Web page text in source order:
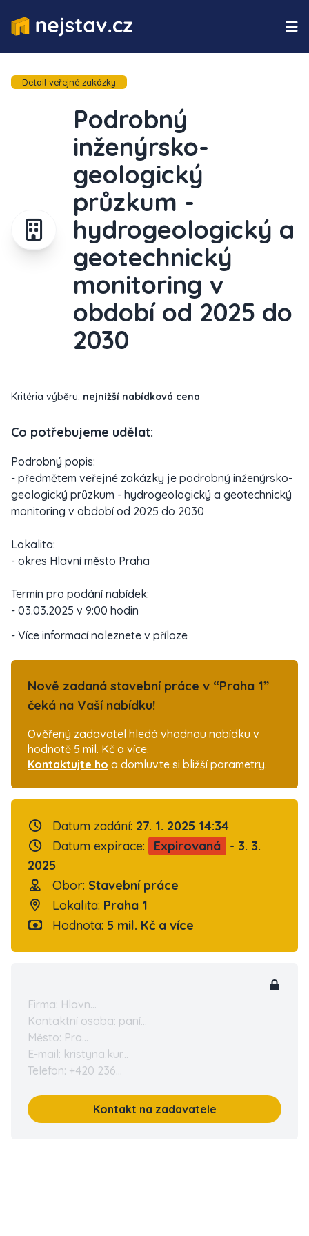
Detail veřejné zakázky
Podrobný
inženýrsko-
geologický
průzkum -
hydrogeologický a
geotechnický
monitoring v
období od 2025 do
2030
Kritéria výběru: nejnižší nabídková cena
Co potřebujeme udělat:
Podrobný popis:
- předmětem veřejné zakázky je podrobný inženýrsko-
geologický průzkum - hydrogeologický a geotechnický
monitoring v období od 2025 do 2030
Lokalita:
- okres Hlavní město Praha
Termín pro podání nabídek:
- 03.03.2025 v 9:00 hodin
- Více informací naleznete v příloze
Nově zadaná stavební práce v “Praha 1”
čeká na Vaší nabídku!
Ověřený zadavatel hledá vhodnou nabídku v
hodnotě 5 mil. Kč a více.
Kontaktujte ho a domluvte si bližší parametry.
Datum zadání: 27. 1. 2025 14:34
Datum expirace:
Expirovaná
- 3. 3.
2025
Obor: Stavební práce
Lokalita: Praha 1
Hodnota: 5 mil. Kč a více
Firma: Hlavn...
Kontaktní osoba: paní...
Město: Pra...
E-mail: kristyna.kur...
Telefon: +420 236...
Kontakt na zadavatele